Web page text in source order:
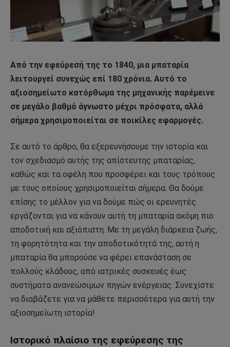
Από την εφεύρεσή της το 1840, μια μπαταρία
λειτουργεί συνεχώς επί 180 χρόνια. Αυτό το
αξιοσημείωτο κατόρθωμα της μηχανικής παρέμεινε
σε μεγάλο βαθμό άγνωστο μέχρι πρόσφατα, αλλά
σήμερα χρησιμοποιείται σε ποικίλες εφαρμογές.
Σε αυτό το άρθρο, θα εξερευνήσουμε την ιστορία και
τον σχεδιασμό αυτής της απίστευτης μπαταρίας,
καθώς και τα οφέλη που προσφέρει και τους τρόπους
με τους οποίους χρησιμοποιείται σήμερα. Θα δούμε
επίσης το μέλλον για να δούμε πώς οι ερευνητές
εργάζονται για να κάνουν αυτή τη μπαταρία ακόμη πιο
αποδοτική και αξιόπιστη. Με τη μεγάλη διάρκεια ζωής,
τη φορητότητα και την αποδοτικότητά της, αυτή η
μπαταρία θα μπορούσε να φέρει επανάσταση σε
πολλούς κλάδους, από ιατρικές συσκευές έως
συστήματα ανανεώσιμων πηγών ενέργειας. Συνεχίστε
να διαβάζετε για να μάθετε περισσότερα για αυτή την
αξιοσημείωτη ιστορία!
Ιστορικό πλαίσιο της εφεύρεσης της